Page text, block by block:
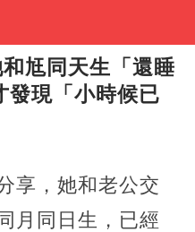
尪同天生「還睡
發現「小時候已
享，她和老公交
月同日生，已經